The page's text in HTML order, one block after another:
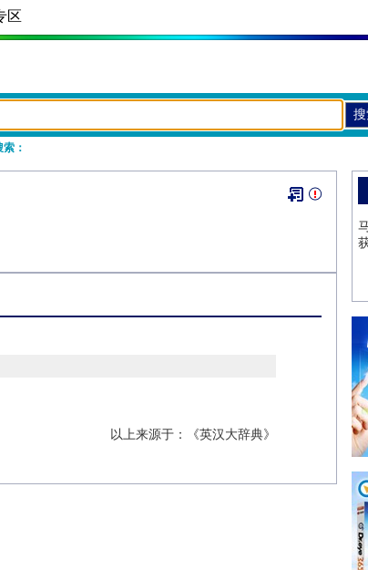
区
：
以上来源于：《英汉大辞典》